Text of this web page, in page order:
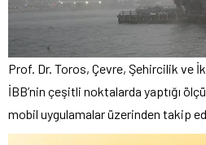
Prof. Dr. Toros, Çevre, Şehircilik ve
İBB’nin çeşitli noktalarda yaptığı
mobil uygulamalar üzerinden takip